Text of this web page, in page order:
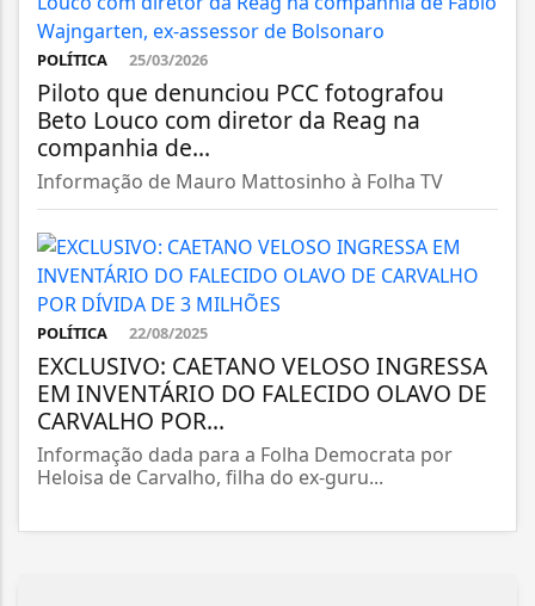
POLÍTICA 25/03/2026
Piloto que denunciou PCC fotografou
Beto Louco com diretor da Reag na
companhia de...
Informação de Mauro Mattosinho à Folha TV
POLÍTICA 22/08/2025
EXCLUSIVO: CAETANO VELOSO INGRESSA
EM INVENTÁRIO DO FALECIDO OLAVO DE
CARVALHO POR...
Informação dada para a Folha Democrata por
Heloisa de Carvalho, filha do ex-guru...